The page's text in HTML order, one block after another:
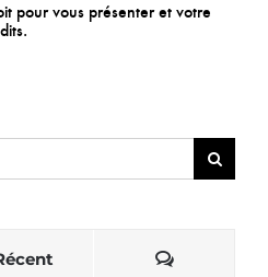
pour vous présenter et votre